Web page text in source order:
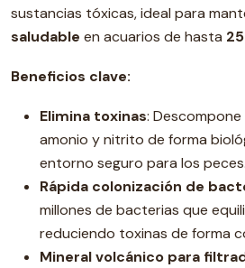
sustancias tóxicas, ideal para
saludable en acuarios de hasta
Beneficios clave:
Elimina toxinas:
amonio y nitrito de forma
entorno seguro para los peces.
Rápida colonización de
millones de bacterias que
reduciendo toxinas de forma
Mineral volcánico para